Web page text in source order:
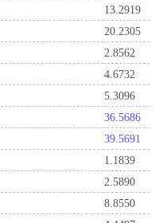
13.2919
20.2305
2.8562
4.6732
5.3096
36.5686
39.5691
1.1839
2.5890
8.8550